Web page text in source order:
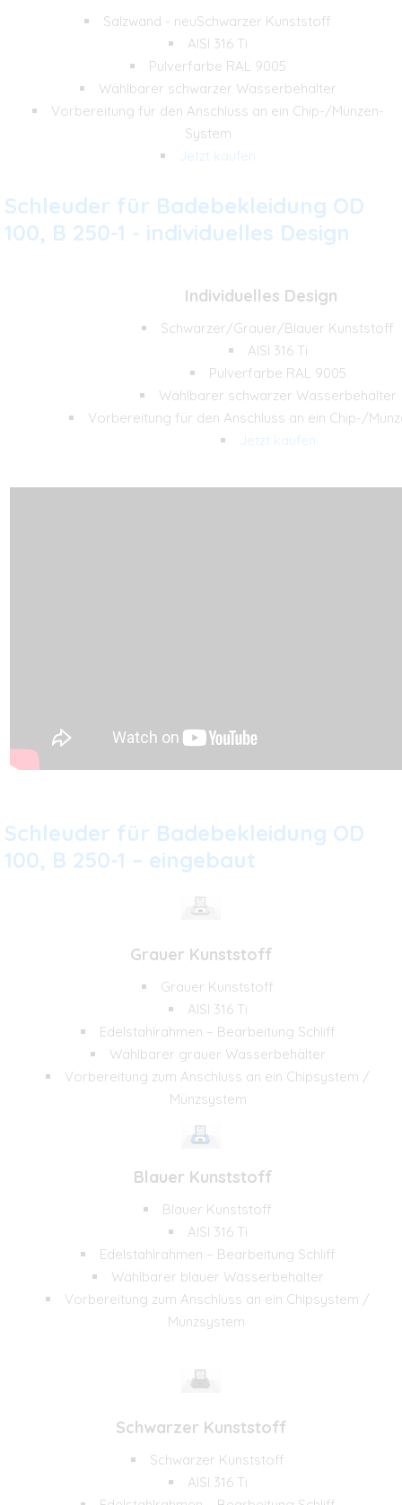
Salzwand - neuSchwarzer Kunststoff
AISI 316 Ti
Pulverfarbe RAL 9005
Wählbarer schwarzer Wasserbehälter
Vorbereitung für den Anschluss an ein Chip-/Münzen-
System
Jetzt kaufen
Schleuder für Badebekleidung OD
100, B 250-1 - individuelles Design
Individuelles Design
Schwarzer/Grauer/Blauer Kunststoff
AISI 316 Ti
Pulverfarbe RAL 9005
Wählbarer schwarzer Wasserbehälter
Vorbereitung für den Anschluss an ein Chip-/
Jetzt kaufen
Schleuder für Badebekleidung OD
100, B 250-1 – eingebaut
Grauer Kunststoff
Grauer Kunststoff
AISI 316 Ti
Edelstahlrahmen – Bearbeitung Schliff
Wählbarer grauer Wasserbehälter
Vorbereitung zum Anschluss an ein Chipsystem /
Münzsystem
Blauer Kunststoff
Blauer Kunststoff
AISI 316 Ti
Edelstahlrahmen – Bearbeitung Schliff
Wählbarer blauer Wasserbehälter
Vorbereitung zum Anschluss an ein Chipsystem /
Münzsystem
Schwarzer Kunststoff
Schwarzer Kunststoff
AISI 316 Ti